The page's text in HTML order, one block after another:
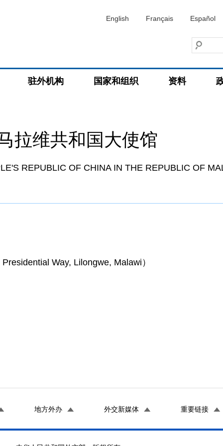
English Français Español
驻外机构 国家和组织 资料
拉维共和国大使馆
REPUBLIC OF CHINA IN THE REPUBLIC OF
Way, Lilongwe, Malawi）
地方外办 外交新媒体 重要链接